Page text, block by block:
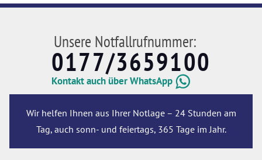
Unsere Notfallrufnummer:
0177/3659100
Kontakt auch über WhatsApp
Wir helfen Ihnen aus Ihrer Notlage – 24 Stunden am
Tag, auch sonn- und feiertags, 365 Tage im Jahr.